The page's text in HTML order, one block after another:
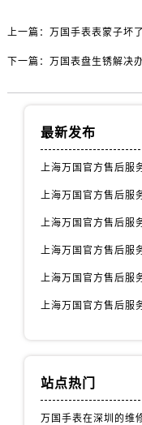
上一篇： 万国手表表蒙子坏
下一篇： 万国表盘生锈解决
最新发布
站点热门